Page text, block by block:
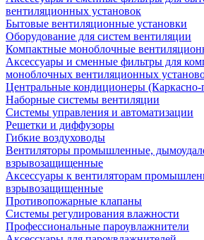
вентиляционных установок
Бытовые вентиляционные установки
Оборудование для систем вентиляции
Компактные моноблочные
Аксессуары и сменные фильтры для
моноблочных вентиляционных
Центральные кондиционеры (Каркасно-
Наборные системы вентиляции
Системы управления и автоматизации
Решетки и диффузоры
Гибкие воздуховоды
Вентиляторы промышленные,
взрывозащищенные
Аксессуары к вентиляторам
взрывозащищенные
Противопожарные клапаны
Системы регулирования влажности
Профессиональные пароувлажнители